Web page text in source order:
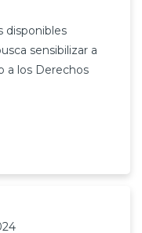
disponibles
sensibilizar a
a los Derechos